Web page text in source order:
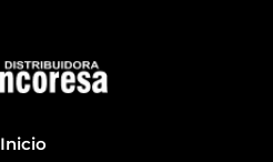
Inicio